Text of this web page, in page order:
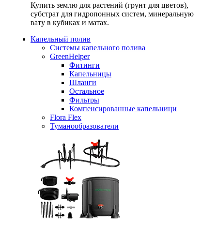
Купить землю для растений (грунт для цветов),
субстрат для гидропонных систем, минеральную
вату в кубиках и матах.
Капельный полив
Системы капельного полива
GreenHelper
Фитинги
Капельницы
Шланги
Остальное
Фильтры
Компенсированные капельници
Flora Flex
Туманообразователи